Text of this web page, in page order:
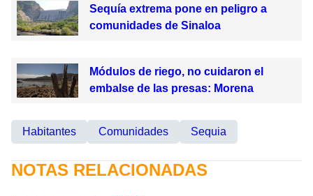
Sequía extrema pone en peligro a
comunidades de Sinaloa
Módulos de riego, no cuidaron el
embalse de las presas: Morena
Habitantes Comunidades Sequia
NOTAS RELACIONADAS